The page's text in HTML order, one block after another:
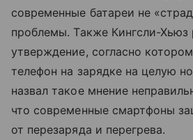
современные батареи не
проблемы. Также Кингсли-Хьюз
утверждение, согласно
телефон на зарядке на целую
назвал такое мнение
что современные смартфоны
от перезаряда и перегрева.